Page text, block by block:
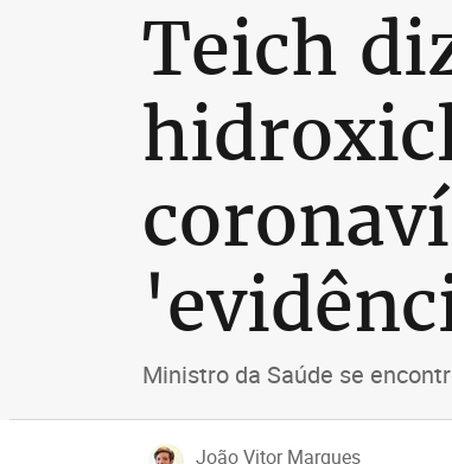
Teich
Ministro da Saúde se
João Vitor Marques